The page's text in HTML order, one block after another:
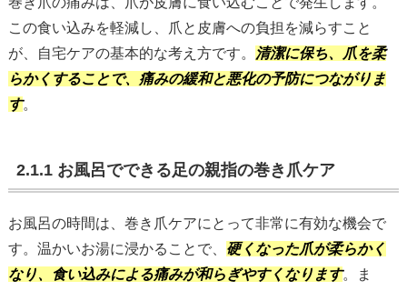
この食い込みを軽減し、爪と皮膚への負担を減らすこと
が、自宅ケアの基本的な考え方です。
清潔に保ち、爪を柔
らかくすることで、痛みの緩和と悪化の予防につながりま
す。
2.1.1 お風呂でできる足の親指の巻き爪ケア
お風呂の時間は、巻き爪ケアにとって非常に有効な機会で
す。温かいお湯に浸かることで、 硬くなった爪が柔らかく
なり、食い込みによる痛みが和らぎやすくなります。ま